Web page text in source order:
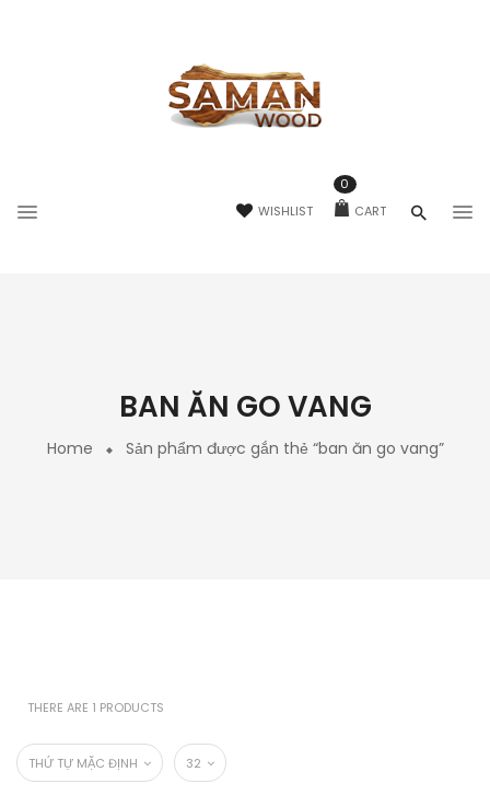
WISHLIST CART
0
BAN ĂN GO VANG
Home Sản phẩm được gắn thẻ “ban ăn go vang”
THERE ARE 1 PRODUCTS
THỨ TỰ MẶC ĐỊNH 32